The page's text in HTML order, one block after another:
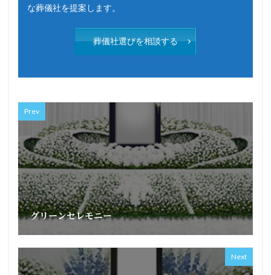
な葬儀社を提案します。
葬儀社選びを相談する
Prev
グリーンセレモニー
Next